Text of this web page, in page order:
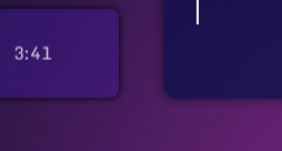
3:41